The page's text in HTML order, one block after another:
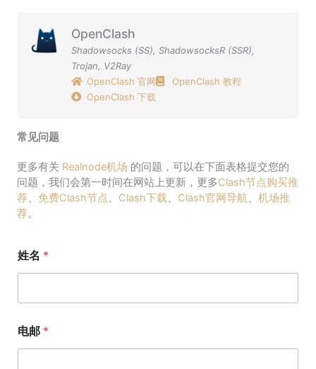
OpenClash
Shadowsocks (SS), ShadowsocksR (SSR),
Trojan, V2Ray
OpenClash 官网
OpenClash 教程
OpenClash 下载
常见问题
更多有关 Realnode机场 的问题，可以在下面表格提交您的
问题，我们会第一时间在网站上更新，更多Clash节点购买推
荐、 免费Clash节点、 Clash下载、 Clash官网导航、 机场推
荐。
姓名 *
电邮 *